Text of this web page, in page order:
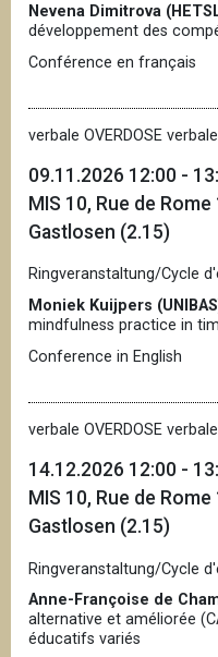
Nevena Dimitrova
développement des
Conférence en français
verbale OVERDOSE verbale
09.11.2026 12:00 -
MIS 10, Rue de
Gastlosen (2.15)
Ringveranstaltung/Cycle
Moniek Kuijpers
mindfulness practice in
Conference in English
verbale OVERDOSE verbale
14.12.2026 12:00 -
MIS 10, Rue de
Gastlosen (2.15)
Ringveranstaltung/Cycle
Anne-Françoise de
alternative et améliorée
éducatifs variés